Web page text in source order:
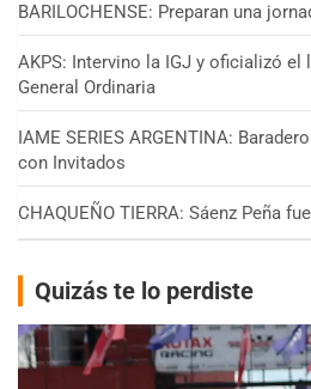
BARILOCHENSE: Preparan una
AKPS: Intervino la IGJ y oficializó el
General Ordinaria
IAME SERIES ARGENTINA:
con Invitados
CHAQUEÑO TIERRA: Sáenz Peña
Quizás te lo perdiste